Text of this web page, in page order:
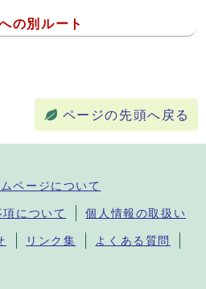
の別ルート
ページの先頭へ戻る
ページについて
について 個人情報の取扱い
リンク集 よくある質問